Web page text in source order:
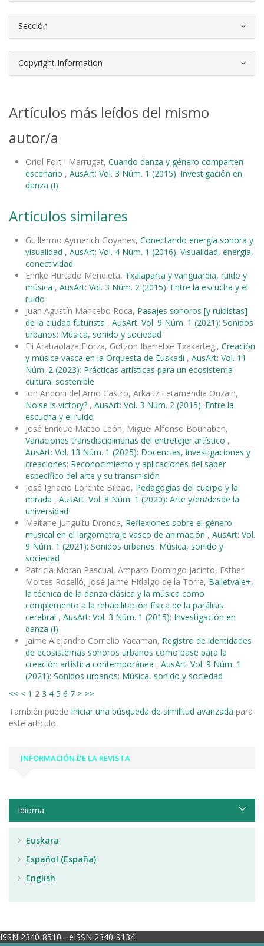
Sección
Copyright Information
Artículos más leídos del mismo
autor/a
Oriol Fort i Marrugat, Cuando danza y género comparten
escenario , AusArt: Vol. 3 Núm. 1 (2015): Investigación en
danza (I)
Artículos similares
Guillermo Aymerich Goyanes, Conectando energía sonora y
visualidad , AusArt: Vol. 4 Núm. 1 (2016): Visualidad, energía,
conectividad
Enrike Hurtado Mendieta, Txalaparta y vanguardia, ruido y
música , AusArt: Vol. 3 Núm. 2 (2015): Entre la escucha y el
ruido
Juan Agustín Mancebo Roca, Pasajes sonoros [y ruidistas]
de la ciudad futurista , AusArt: Vol. 9 Núm. 1 (2021): Sonidos
urbanos: Música, sonido y sociedad
Eli Arabaolaza Elorza, Gotzon Ibarretxe Txakartegi, Creación
y música vasca en la Orquesta de Euskadi , AusArt: Vol. 11
Núm. 2 (2023): Prácticas artísticas para un ecosistema
cultural sostenible
Ion Andoni del Amo Castro, Arkaitz Letamendia Onzain,
Noise is victory? , AusArt: Vol. 3 Núm. 2 (2015): Entre la
escucha y el ruido
José Enrique Mateo León, Miguel Alfonso Bouhaben,
Variaciones transdisciplinarias del entretejer artístico ,
AusArt: Vol. 13 Núm. 1 (2025): Docencias, investigaciones y
creaciones: Reconocimiento y aplicaciones del saber
específico del arte y su transmisión
José Ignacio Lorente Bilbao, Pedagogías del cuerpo y la
mirada , AusArt: Vol. 8 Núm. 1 (2020): Arte y/en/desde la
universidad
Maitane Junguitu Dronda, Reflexiones sobre el género
musical en el largometraje vasco de animación , AusArt: Vol.
9 Núm. 1 (2021): Sonidos urbanos: Música, sonido y
sociedad
Patricia Moran Pascual, Amparo Domingo Jacinto, Esther
Mortes Roselló, José Jaime Hidalgo de la Torre, Balletvale+,
la técnica de la danza clásica y la música como
complemento a la rehabilitación física de la parálisis
cerebral , AusArt: Vol. 3 Núm. 1 (2015): Investigación en
danza (I)
Jaime Alejandro Cornelio Yacaman, Registro de identidades
de ecosistemas sonoros urbanos como base para la
creación artística contemporánea , AusArt: Vol. 9 Núm. 1
(2021): Sonidos urbanos: Música, sonido y sociedad
<< < 1 2 3 4 5 6 7 > >>
También puede Iniciar una búsqueda de similitud avanzada para
este artículo.
INFORMACIÓN DE LA REVISTA
Idioma
Euskara
Español (España)
English
ISSN 2340-8510 - eISSN 2340-9134